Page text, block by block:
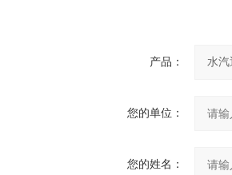
产品：
您的单位：
您的姓名：